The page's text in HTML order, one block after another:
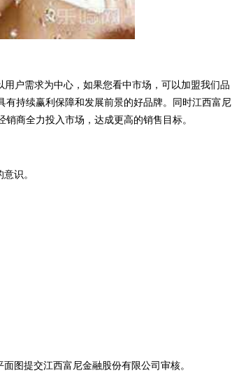
户需求为中心，如果您看中市场，可以加盟我们品
持续赢利保障和发展前景的好品牌。同时江西富尼
商全力投入市场，达成更高的销售目标。
识。
图提交江西富尼金融股份有限公司审核。